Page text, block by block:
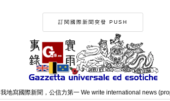
訂閱國際新聞突發 PUSH
我地寫國際新聞，公信力第一 We write international news